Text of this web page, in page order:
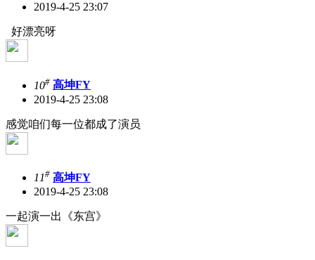
2019-4-25 23:07
好漂亮呀
10# 高坤FY
2019-4-25 23:08
感觉咱们每一位都成了演员
11# 高坤FY
2019-4-25 23:08
一起演一出《东宫》